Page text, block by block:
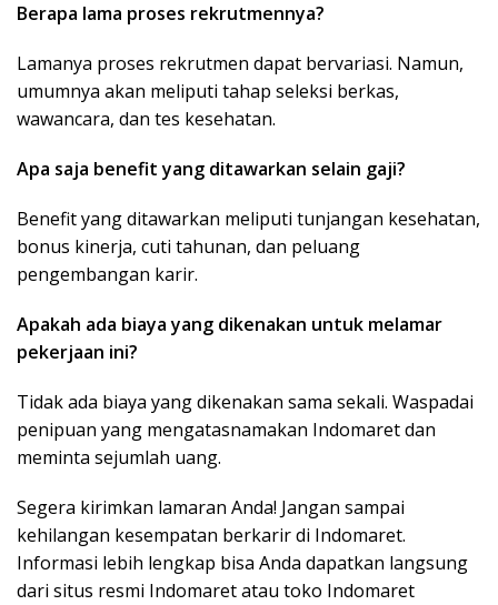
Berapa lama proses rekrutmennya?
Lamanya proses rekrutmen dapat bervariasi. Namun,
umumnya akan meliputi tahap seleksi berkas,
wawancara, dan tes kesehatan.
Apa saja benefit yang ditawarkan selain gaji?
Benefit yang ditawarkan meliputi tunjangan kesehatan,
bonus kinerja, cuti tahunan, dan peluang
pengembangan karir.
Apakah ada biaya yang dikenakan untuk melamar
pekerjaan ini?
Tidak ada biaya yang dikenakan sama sekali. Waspadai
penipuan yang mengatasnamakan Indomaret dan
meminta sejumlah uang.
Segera kirimkan lamaran Anda! Jangan sampai
kehilangan kesempatan berkarir di Indomaret.
Informasi lebih lengkap bisa Anda dapatkan langsung
dari situs resmi Indomaret atau toko Indomaret